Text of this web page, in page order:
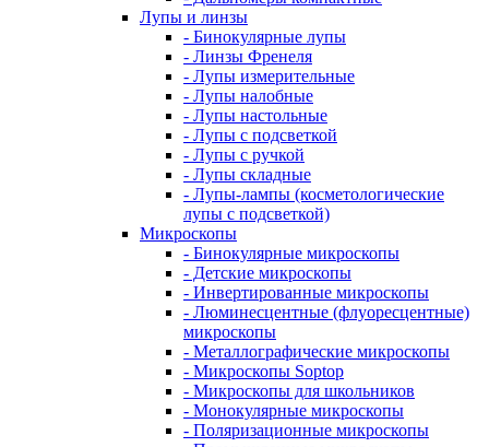
Лупы и линзы
- Бинокулярные лупы
- Линзы Френеля
- Лупы измерительные
- Лупы налобные
- Лупы настольные
- Лупы с подсветкой
- Лупы с ручкой
- Лупы складные
- Лупы-лампы (косметологические
лупы с подсветкой)
Микроскопы
- Бинокулярные микроскопы
- Детские микроскопы
- Инвертированные микроскопы
- Люминесцентные (флуоресцентные)
микроскопы
- Металлографические микроскопы
- Микроскопы Soptop
- Микроскопы для школьников
- Монокулярные микроскопы
- Поляризационные микроскопы